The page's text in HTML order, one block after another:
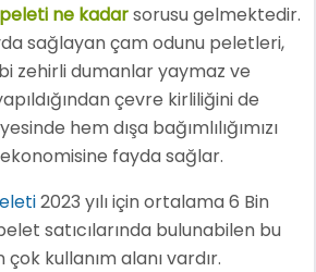
ne kadarsorusu gelmektedir.
sağlayan çam odunu peletleri,
zehirli dumanlar yaymaz ve
çevre kirliliğini de
hem dışa bağımlılığımızı
fayda sağlar.
2023 yılı için ortalama 6 Bin
satıcılarında bulunabilen bu
kullanım alanı vardır.